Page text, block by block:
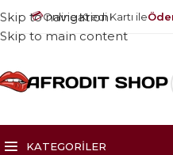
💳Online Kredi Kartı ile
Skip to navigation
Skip to main content
KATEGORILER